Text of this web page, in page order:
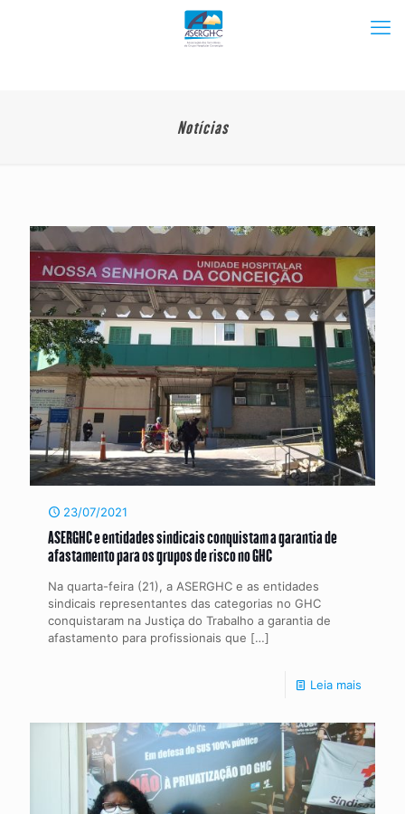
Notícias
23/07/2021
ASERGHC e entidades sindicais conquistam a garantia de
afastamento para os grupos de risco no GHC
Na quarta-feira (21), a ASERGHC e as entidades
sindicais representantes das categorias no GHC
conquistaram na Justiça do Trabalho a garantia de
afastamento para profissionais que […]
Leia mais